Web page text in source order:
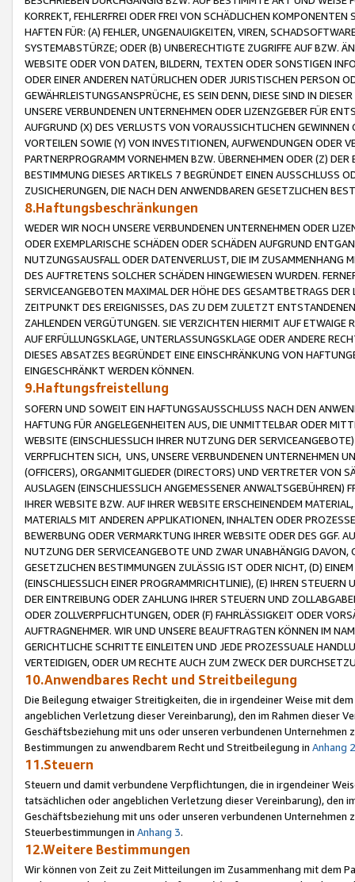
KORREKT, FEHLERFREI ODER FREI VON SCHÄDLICHEN
HAFTEN FÜR: (A) FEHLER, UNGENAUIGKEITEN, VIREN,
SYSTEMABSTÜRZE; ODER (B) UNBERECHTIGTE ZUGRIFFE AUF BZW.
WEBSITE ODER VON DATEN, BILDERN, TEXTEN ODER SONSTIGEN
ODER EINER ANDEREN NATÜRLICHEN ODER JURISTISCHEN PERSON
GEWÄHRLEISTUNGSANSPRÜCHE, ES SEIN DENN, DIESE SIND IN
UNSERE VERBUNDENEN UNTERNEHMEN ODER LIZENZGEBER FÜR
AUFGRUND (X) DES VERLUSTS VON VORAUSSICHTLICHEN
VORTEILEN SOWIE (Y) VON INVESTITIONEN, AUFWENDUNGEN ODER
PARTNERPROGRAMM VORNEHMEN BZW. ÜBERNEHMEN ODER (Z)
BESTIMMUNG DIESES ARTIKELS 7 BEGRÜNDET EINEN AUSSCHLUSS
ZUSICHERUNGEN, DIE NACH DEN ANWENDBAREN GESETZLICHEN
8.Haftungsbeschränkungen
WEDER WIR NOCH UNSERE VERBUNDENEN UNTERNEHMEN ODER
ODER EXEMPLARISCHE SCHÄDEN ODER SCHÄDEN AUFGRUND
NUTZUNGSAUSFALL ODER DATENVERLUST, DIE IM ZUSAMMENHANG
DES AUFTRETENS SOLCHER SCHÄDEN HINGEWIESEN WURDEN.
SERVICEANGEBOTEN MAXIMAL DER HÖHE DES GESAMTBETRAGS
ZEITPUNKT DES EREIGNISSES, DAS ZU DEM ZULETZT
ZAHLENDEN VERGÜTUNGEN. SIE VERZICHTEN HIERMIT AUF
AUF ERFÜLLUNGSKLAGE, UNTERLASSUNGSKLAGE ODER ANDERE
DIESES ABSATZES BEGRÜNDET EINE EINSCHRÄNKUNG VON
EINGESCHRÄNKT WERDEN KÖNNEN.
9.Haftungsfreistellung
SOFERN UND SOWEIT EIN HAFTUNGSAUSSCHLUSS NACH DEN
HAFTUNG FÜR ANGELEGENHEITEN AUS, DIE UNMITTELBAR ODER
WEBSITE (EINSCHLIESSLICH IHRER NUTZUNG DER
VERPFLICHTEN SICH, UNS, UNSERE VERBUNDENEN UNTERNEHMEN
(OFFICERS), ORGANMITGLIEDER (DIRECTORS) UND VERTRETER VON
AUSLAGEN (EINSCHLIESSLICH ANGEMESSENER
IHRER WEBSITE BZW. AUF IHRER WEBSITE ERSCHEINENDEM
MATERIALS MIT ANDEREN APPLIKATIONEN, INHALTEN ODER
BEWERBUNG ODER VERMARKTUNG IHRER WEBSITE ODER DES GGF.
NUTZUNG DER SERVICEANGEBOTE UND ZWAR UNABHÄNGIG
GESETZLICHEN BESTIMMUNGEN ZULÄSSIG IST ODER NICHT, (D)
(EINSCHLIESSLICH EINER PROGRAMMRICHTLINIE), (E) IHREN
DER EINTREIBUNG ODER ZAHLUNG IHRER STEUERN UND
ODER ZOLLVERPFLICHTUNGEN, ODER (F) FAHRLÄSSIGKEIT ODER
AUFTRAGNEHMER. WIR UND UNSERE BEAUFTRAGTEN KÖNNEN IM
GERICHTLICHE SCHRITTE EINLEITEN UND JEDE PROZESSUALE
VERTEIDIGEN, ODER UM RECHTE AUCH ZUM ZWECK DER
10.Anwendbares Recht und Streitbeilegung
Die Beilegung etwaiger Streitigkeiten, die in irgendeiner Weise mit
angeblichen Verletzung dieser Vereinbarung), den im Rahmen dieser
Geschäftsbeziehung mit uns oder unseren verbundenen
Bestimmungen zu anwendbarem Recht und Streitbeilegung in Anhang 2
11.Steuern
Steuern und damit verbundene Verpflichtungen, die in irgendeiner
tatsächlichen oder angeblichen Verletzung dieser Vereinbarung), den
Geschäftsbeziehung mit uns oder unseren verbundenen
Steuerbestimmungen in Anhang 3.
12.Weitere Bestimmungen
Wir können von Zeit zu Zeit Mitteilungen im Zusammenhang mit dem